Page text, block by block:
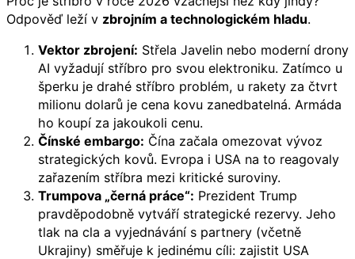
Odpověď leží v zbrojním a technologickém hladu.
Vektor zbrojení: Střela Javelin nebo moderní drony
AI vyžadují stříbro pro svou elektroniku. Zatímco u
šperku je drahé stříbro problém, u rakety za čtvrt
milionu dolarů je cena kovu zanedbatelná. Armáda
ho koupí za jakoukoli cenu.
Čínské embargo: Čína začala omezovat vývoz
strategických kovů. Evropa i USA na to reagovaly
zařazením stříbra mezi kritické suroviny.
Trumpova „černá práce“: Prezident Trump
pravděpodobně vytváří strategické rezervy. Jeho
tlak na cla a vyjednávání s partnery (včetně
Ukrajiny) směřuje k jedinému cíli: zajistit USA